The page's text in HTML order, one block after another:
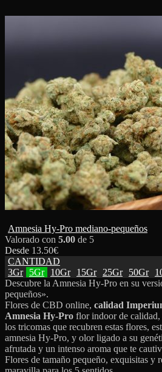
Amnesia Hy-Pro mediano-pequeños
Valorado con 5.00 de 5
Desde 13.50€
CANTIDAD
3Gr
5Gr 10Gr 15Gr 25Gr 50Gr
Descubre la Amnesia Hy-Pro en su
pequeños».
Flores de CBD online, calidad
Amnesia Hy-Pro flor indoor de calidad,
los tricomas que recubren estas flores,
amnesia Hy-Pro, y olor ligado a su
afrutada y un intenso aroma que te
Flores de tamaño pequeño, exquisitas y